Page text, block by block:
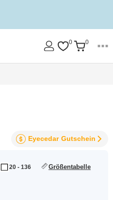
0 0
Eyecedar Gutschein
20 - 136 Größentabelle